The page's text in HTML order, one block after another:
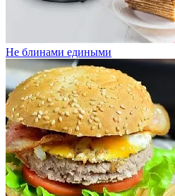
Не блинами едиными